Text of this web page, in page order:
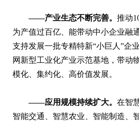
——产业生态不断完善。 推动
为产值过百亿、能带动中小企业融
支持发展一批专精特新“小巨人”企
网新型工业化产业示范基地，带动
模化、集约化、高价值发展。
——应用规模持续扩大。 在智
智能交通、智慧农业、智能制造、